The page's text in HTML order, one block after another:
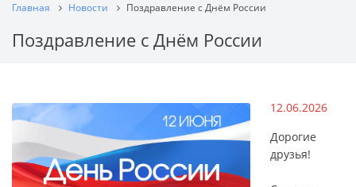
Главная Новости Поздравление с Днём России
Поздравление с Днём России
12.06.2026
Дорогие
друзья!